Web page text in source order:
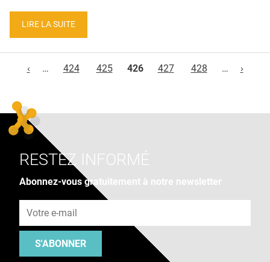
LIRE LA SUITE
‹
… 424 425 426 427 428 … ›
RESTEZ INFORMÉ
Abonnez-vous gratuitement à notre newsletter
S'ABONNER